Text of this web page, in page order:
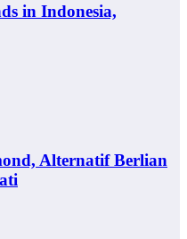
in Indonesia,
Alternatif Berlian